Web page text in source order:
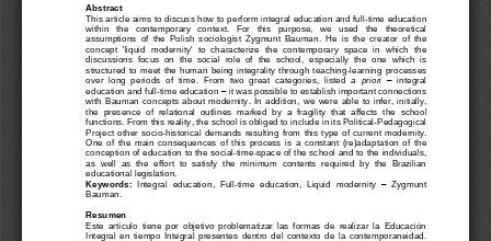
Abstract
This article aims to discuss how to perform integral education and full- time education
within
the   contemporary   context.   For   this   purpose,   we   used
the   theoretical
assumptions  of  the  Polish  sociologist  Zygmunt  Bauman .  He  is  the creator  of  the
concept 'liquid  modernity' to  characterize  the  contemporary  space  in  which  the
discussions focus on  the  social  role  of  the  school, especially the  one  which  is
structured to  meet  the human  being integrality  through  teaching -learning  processes
over  long  periods  of  time.  From  two  great  categories,  listed a  priori – integral
education and full -time education – it was possible to establish important connections
with  Bauman concepts  about  modernity .  In  addition, we  were  able to  infer,  initially,
the  presence  of  relational outlines marked  by  a  fragility  that  affects the
school
functions From this reality the school is obliged to include in its Political -Pedagogical
Project  other  socio -historical  demands  resulting  from  this  type  of current modernity.
One  of  the  main  consequences  of  this  process  is a constant  (re)adaptation of  the
conception of education to the social-time-space of the school and to the individuals,
as  well  as  the  effort  to satisfy the  minimum  contents  required  by  the  Brazilian
educational legislation.
Keywords: Integral education Full- time  education Liquid modernity –
Zygmunt
Bauman.
Resumen
Este  artículo  tiene  por  objetivo  problematizar  las  formas  de  realizar  la  Educación
Integral en  tiempo  Integral  presentes dentro  del  contexto  de  la  contemporaneidad.